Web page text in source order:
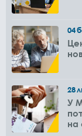
04
28
У
на